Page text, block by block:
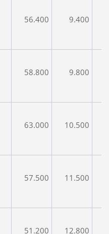
56.400 9.400
58.800 9.800
63.000 10.500
57.500 11.500
51.200 12.800